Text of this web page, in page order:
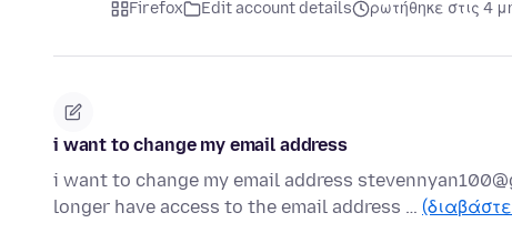
Firefox Edit account details ρωτήθηκε στις 4
i want to change my email address
i want to change my email address
longer have access to the email address …